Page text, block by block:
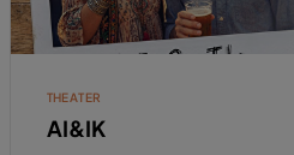
THEATER
AI&IK